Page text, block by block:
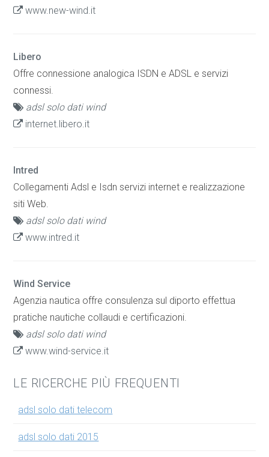
www.new-wind.it
Libero
Offre connessione analogica ISDN e ADSL e servizi
connessi.
adsl solo dati wind
internet.libero.it
Intred
Collegamenti Adsl e Isdn servizi internet e realizzazione
siti Web.
adsl solo dati wind
www.intred.it
Wind Service
Agenzia nautica offre consulenza sul diporto effettua
pratiche nautiche collaudi e certificazioni.
adsl solo dati wind
www.wind-service.it
LE RICERCHE PIÙ FREQUENTI
adsl solo dati telecom
adsl solo dati 2015